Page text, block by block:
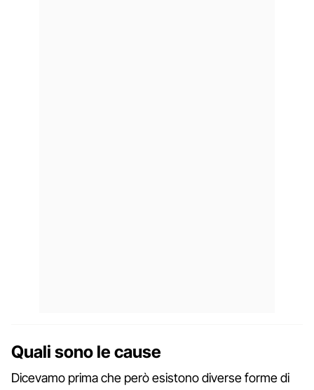
Quali sono le cause
Dicevamo prima che però esistono diverse forme di